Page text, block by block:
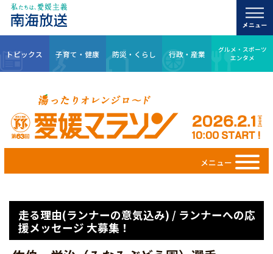
トピックス 子育て・健康 防災・くらし 行政・産業
グルメ・スポーツ
エンタメ
メニュー
走る理由(ランナーの意気込み) / ランナーへの応
援メッセージ 大募集！